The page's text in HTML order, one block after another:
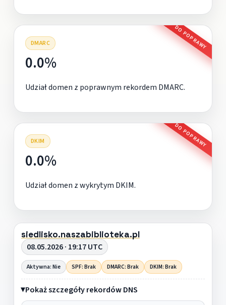
DMARC DO POPRAWY
0.0%
Udział domen z poprawnym rekordem DMARC.
DKIM DO POPRAWY
0.0%
Udział domen z wykrytym DKIM.
siedlisko.naszabiblioteka.pl
08.05.2026 · 19:17 UTC
Aktywna: Nie SPF: Brak DMARC: Brak DKIM: Brak
Pokaż szczegóły rekordów DNS